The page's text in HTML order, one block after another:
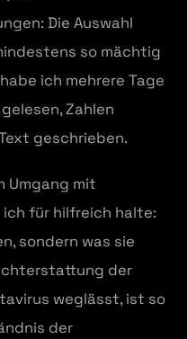
Die Auswahl
so mächtig
ich mehrere Tage
Zahlen
geschrieben.
Umgang mit
für hilfreich halte:
sondern was sie
der
weglässt, ist so
der